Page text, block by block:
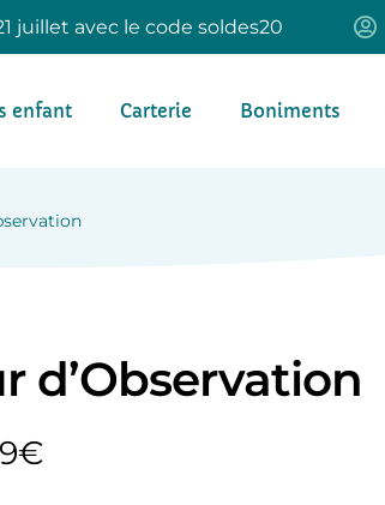
juillet avec le code soldes20
enfant Carterie Boniments
d’Observation
€